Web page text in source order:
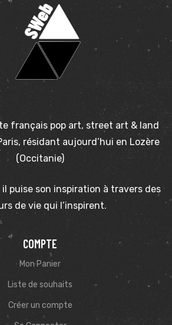
français pop art, street art & land
résidant aujourd’hui en Lozère
(Occitanie)
puise son inspiration à travers des
de vie qui l’inspirent.
COMPTE
Mon Panier
Liste de souhaits
Créer un compte